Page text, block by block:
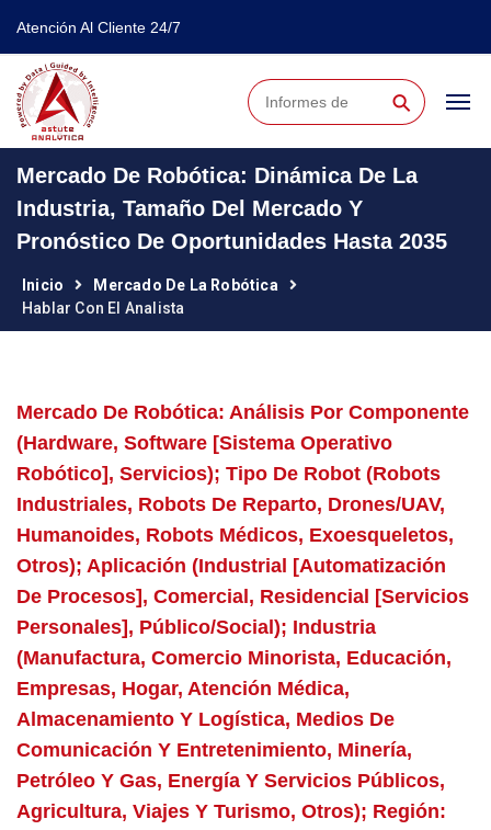
Atención Al Cliente 24/7
⚲
Mercado De Robótica: Dinámica De La
Industria, Tamaño Del Mercado Y
Pronóstico De Oportunidades Hasta 2035
Inicio
Mercado De La Robótica
Hablar Con El Analista
Mercado De Robótica: Análisis Por Componente
(hardware, Software [sistema Operativo
Robótico], Servicios); Tipo De Robot (robots
Industriales, Robots De Reparto, Drones/UAV,
Humanoides, Robots Médicos, Exoesqueletos,
Otros); Aplicación (industrial [automatización
De Procesos], Comercial, Residencial [servicios
Personales], Público/social); Industria
(manufactura, Comercio Minorista, Educación,
Empresas, Hogar, Atención Médica,
Almacenamiento Y Logística, Medios De
Comunicación Y Entretenimiento, Minería,
Petróleo Y Gas, Energía Y Servicios Públicos,
Agricultura, Viajes Y Turismo, Otros); Región: